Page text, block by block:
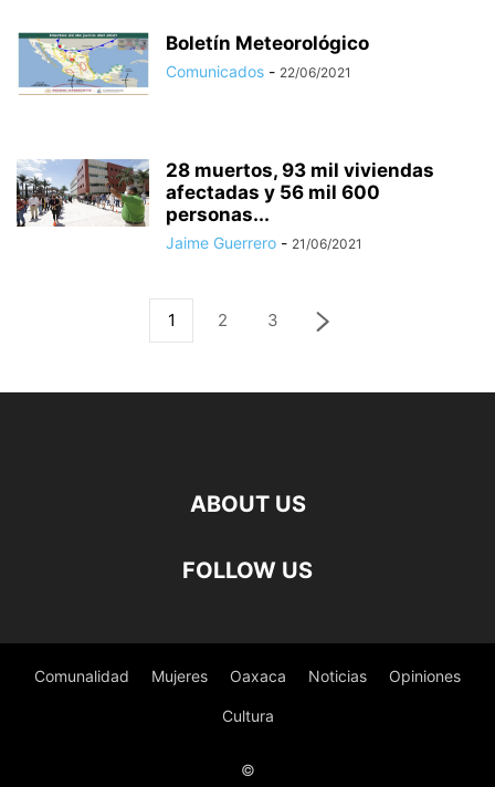
Boletín Meteorológico
Comunicados - 22/06/2021
28 muertos, 93 mil viviendas
afectadas y 56 mil 600
personas...
Jaime Guerrero - 21/06/2021
1 2 3
ABOUT US
FOLLOW US
Comunalidad Mujeres Oaxaca Noticias Opiniones
Cultura
©